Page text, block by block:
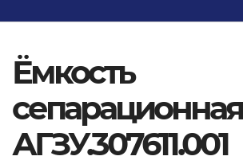
Ёмкость
сепарационная
АГЗУ.307611.001